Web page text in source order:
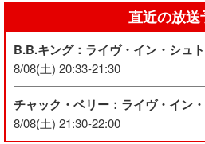
直近の放送
B.B.キング：ライヴ・イン・シュ
8/08(土) 20:33-21:30
チャック・ベリー：ライヴ・イン
8/08(土) 21:30-22:00